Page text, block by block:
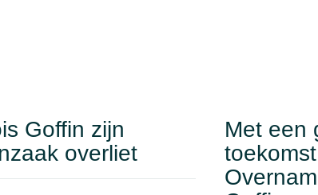
Goffin zijn
overliet
Met een